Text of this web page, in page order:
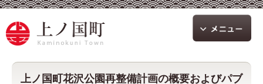
上ノ国町花沢公園再整備計画の概要およびパブ